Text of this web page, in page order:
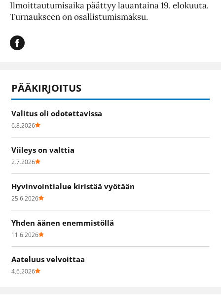
Ilmoittautumisaika päättyy lauantaina 19. elokuuta.
Turnaukseen on osallistumismaksu.
PÄÄKIRJOITUS
Valitus oli odotettavissa
6.8.2026
Viileys on valttia
2.7.2026
Hyvinvointialue kiristää vyötään
25.6.2026
Yhden äänen enemmistöllä
11.6.2026
Aateluus velvoittaa
4.6.2026